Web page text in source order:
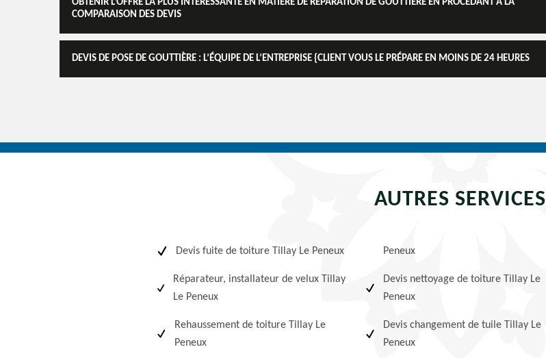
OBTENIR L’OFFRE LA PLUS INTÉRESSANTE EN MATIÈRE DE RÉPARATION DE GOUTTIÈRE EN PROCÉDANT À LA
COMPARAISON DES DEVIS
DEVIS DE POSE DE GOUTTIÈRE : L’ÉQUIPE DE L’ENTREPRISE {CLIENT VOUS LE PRÉPARE EN MOINS DE 24 HEURES
AUTRES SERVICES
Devis fuite de toiture Tillay Le Peneux
Réparateur, installateur de velux Tillay
Le Peneux
Rehaussement de toiture Tillay Le
Peneux
Peneux
Devis nettoyage de toiture Tillay Le
Peneux
Devis changement de tuile Tillay Le
Peneux